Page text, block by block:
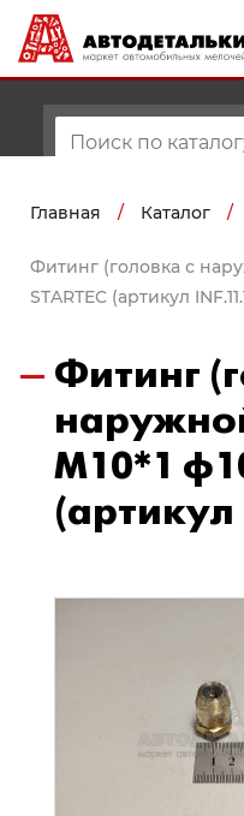
Главная / Каталог /
Фитинг (головка с
STARTEC (артикул
Фитинг
M10*1
(артикул